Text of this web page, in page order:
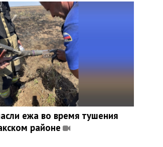
ежа во время тушения
районе